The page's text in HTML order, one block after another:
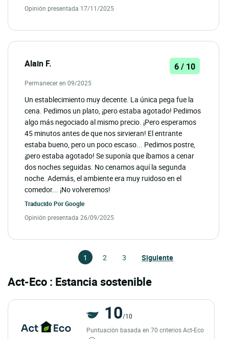
Opinión presentada 17/11/2025
Alain F. 6 / 10
Permanecer en 09/2025
Un establecimiento muy decente. La única pega fue la
cena. Pedimos un plato, ¡pero estaba agotado! Pedimos
algo más negociado al mismo precio. ¡Pero esperamos
45 minutos antes de que nos sirvieran! El entrante
estaba bueno, pero un poco escaso... Pedimos postre,
¡pero estaba agotado! Se suponía que íbamos a cenar
dos noches seguidas. No cenamos aquí la segunda
noche. Además, el ambiente era muy ruidoso en el
comedor... ¡No volveremos!
Traducido PorGoogle
Opinión presentada 26/09/2025
1 2 3 Siguiente
Act-Eco : Estancia sostenible
10/10
Puntuación basada en 70 criterios Act-Eco